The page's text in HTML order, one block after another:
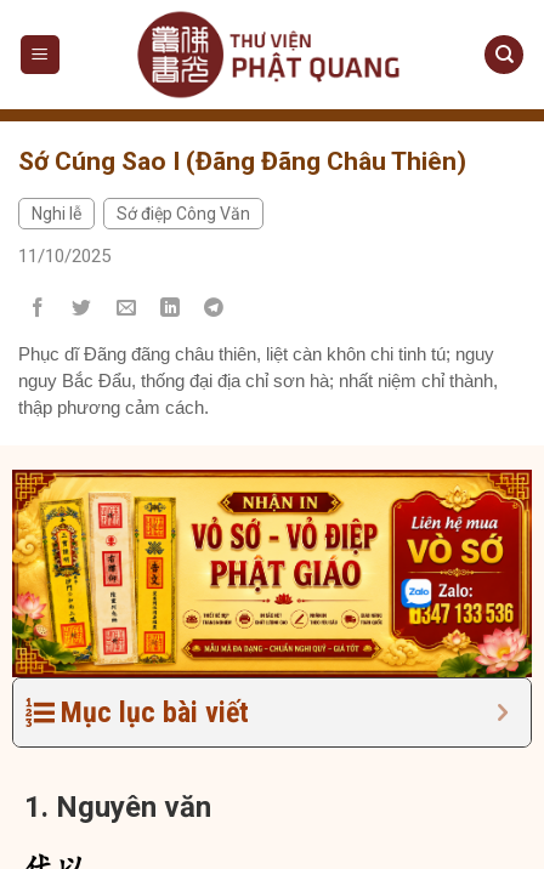
Sớ Cúng Sao I (Đãng Đãng Châu Thiên)
Nghi lễ Sớ điệp Công Văn
11/10/2025
Phục dĩ Đãng đãng châu thiên, liệt càn khôn chi tinh tú; nguy
nguy Bắc Đẩu, thống đại địa chỉ sơn hà; nhất niệm chỉ thành,
thập phương cảm cách.
Mục lục bài viết
1. Nguyên văn